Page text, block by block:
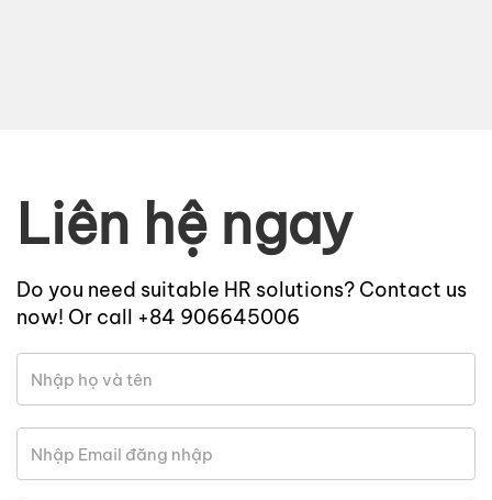
Liên hệ ngay
Do you need suitable HR solutions? Contact us
now! Or call +84 906645006